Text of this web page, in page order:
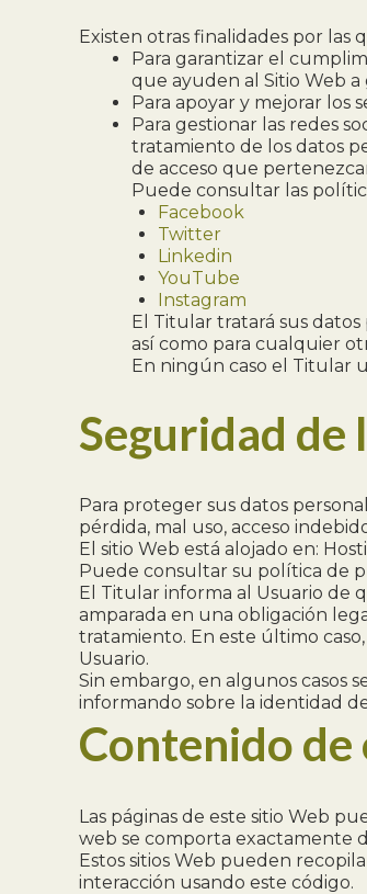
Existen otras finalidades por las
Para garantizar el
que ayuden al Sitio Web
Para apoyar y mejorar los
Para gestionar las redes
tratamiento de los datos
de acceso que
Puede consultar las
Facebook
Twitter
Linkedin
YouTube
Instagram
El Titular tratará sus
así como para cualquier
En ningún caso el Titular
Seguridad de
Para proteger sus datos
pérdida, mal uso, acceso
El sitio Web está alojado en:
Puede consultar su política de
El Titular informa al Usuario de
amparada en una obligación
tratamiento. En este último
Usuario.
Sin embargo, en algunos casos
informando sobre la identidad
Contenido
Las páginas de este sitio Web
web se comporta exactamente
Estos sitios Web pueden
interacción usando este código.